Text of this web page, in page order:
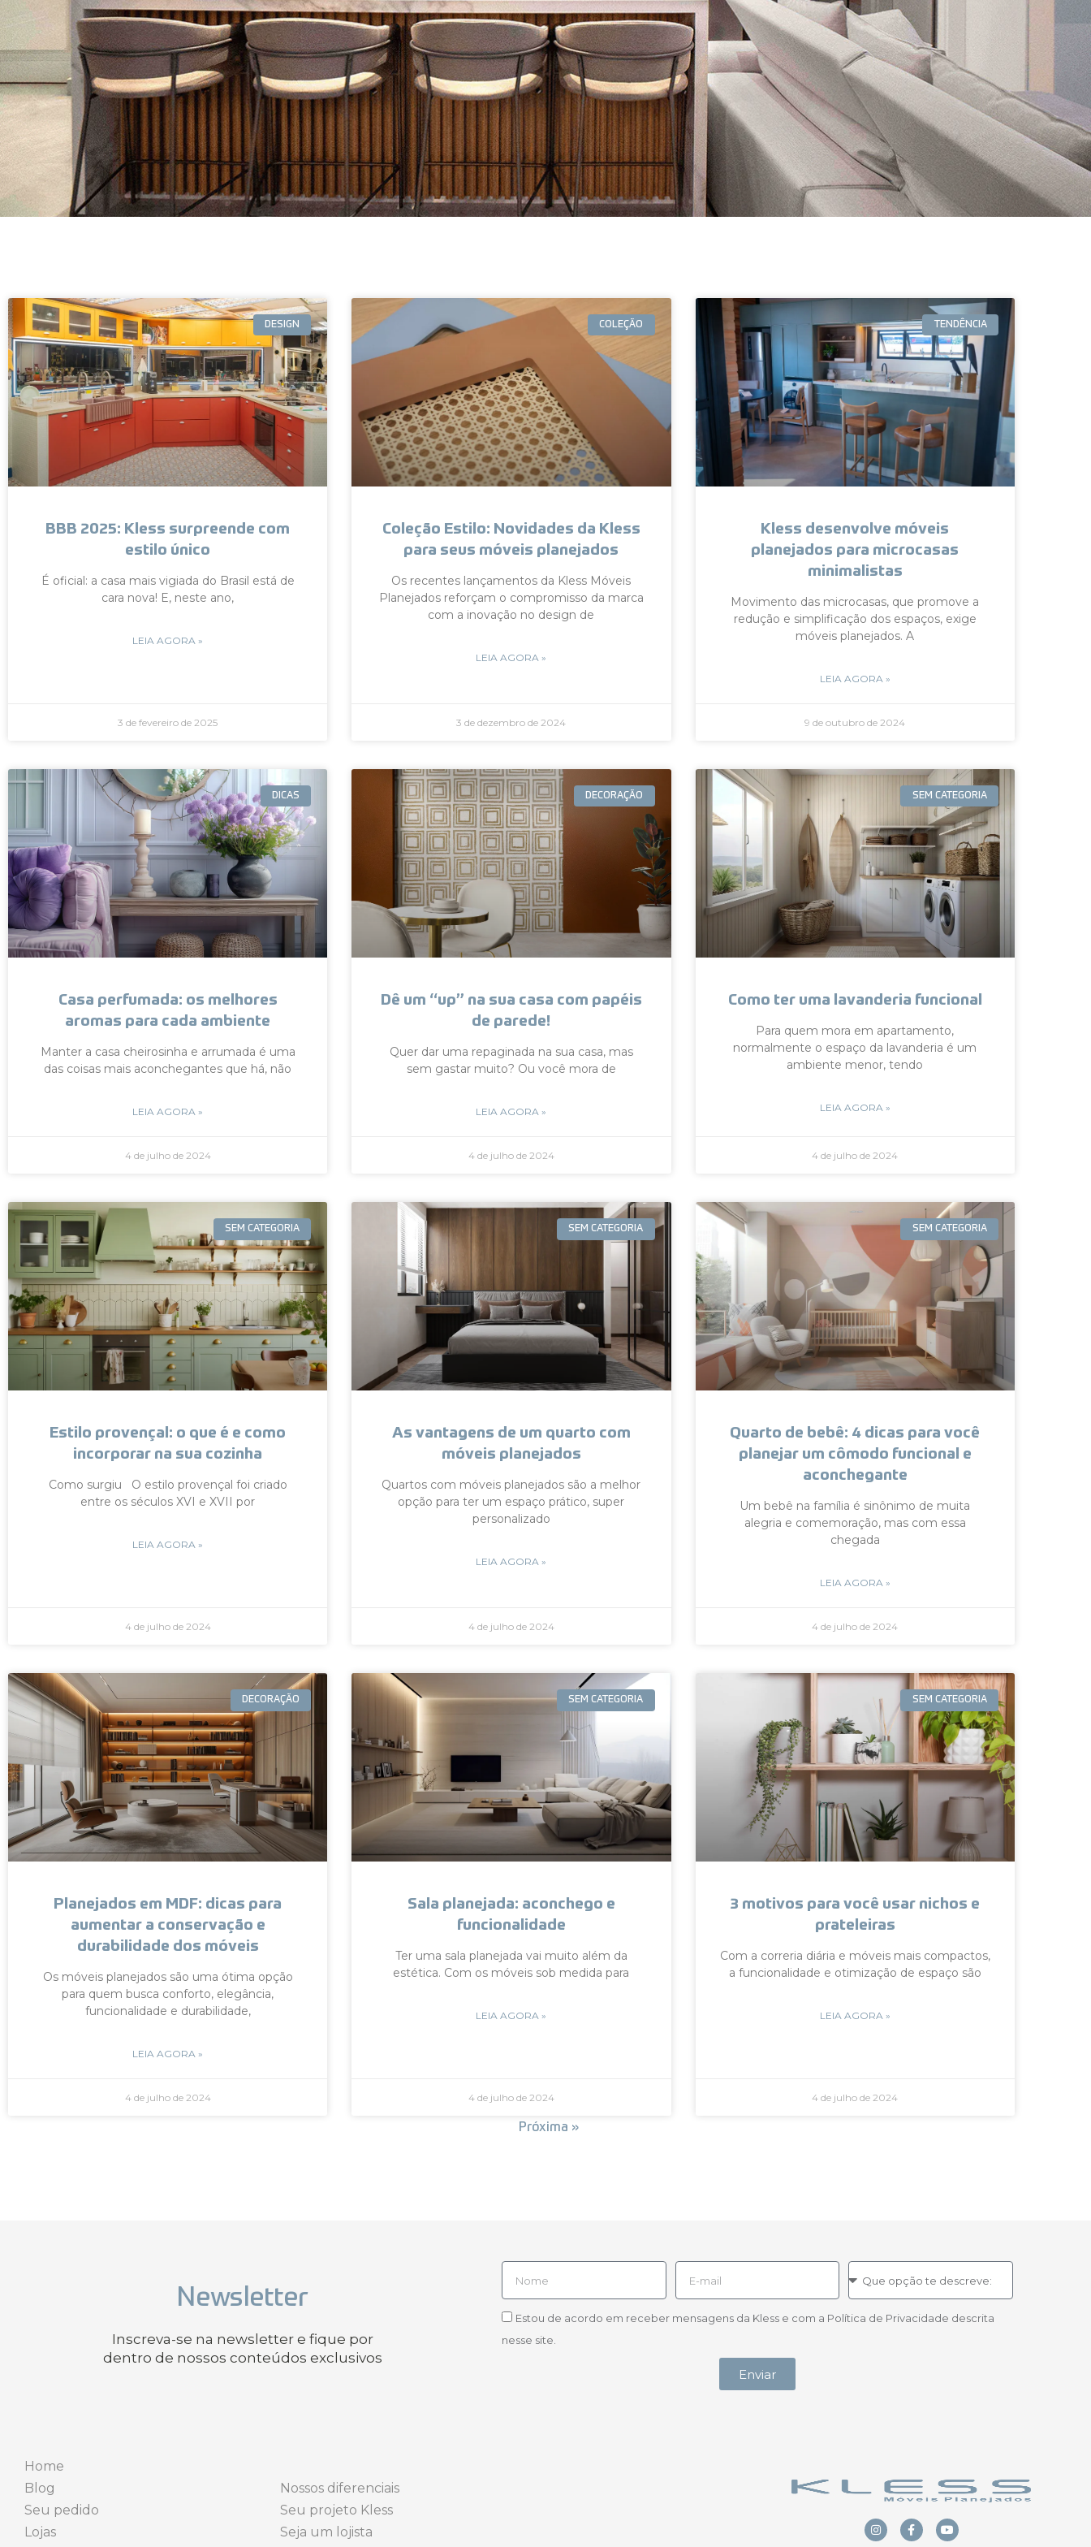
DESIGN
BBB 2025: Kless surpreende com
estilo único
É oficial: a casa mais vigiada do Brasil está de
cara nova! E, neste ano,
LEIA AGORA »
3 de fevereiro de 2025
COLEÇÃO
Coleção Estilo: Novidades da Kless
para seus móveis planejados
Os recentes lançamentos da Kless Móveis
Planejados reforçam o compromisso da marca
com a inovação no design de
LEIA AGORA »
3 de dezembro de 2024
TENDÊNCIA
Kless desenvolve móveis
planejados para microcasas
minimalistas
Movimento das microcasas, que promove a
redução e simplificação dos espaços, exige
móveis planejados. A
LEIA AGORA »
9 de outubro de 2024
DICAS
Casa perfumada: os melhores
aromas para cada ambiente
Manter a casa cheirosinha e arrumada é uma
das coisas mais aconchegantes que há, não
LEIA AGORA »
4 de julho de 2024
DECORAÇÃO
Dê um “up” na sua casa com papéis
de parede!
Quer dar uma repaginada na sua casa, mas
sem gastar muito? Ou você mora de
LEIA AGORA »
4 de julho de 2024
SEM CATEGORIA
Como ter uma lavanderia funcional
Para quem mora em apartamento,
normalmente o espaço da lavanderia é um
ambiente menor, tendo
LEIA AGORA »
4 de julho de 2024
SEM CATEGORIA
Estilo provençal: o que é e como
incorporar na sua cozinha
Como surgiu O estilo provençal foi criado
entre os séculos XVI e XVII por
LEIA AGORA »
4 de julho de 2024
SEM CATEGORIA
As vantagens de um quarto com
móveis planejados
Quartos com móveis planejados são a melhor
opção para ter um espaço prático, super
personalizado
LEIA AGORA »
4 de julho de 2024
SEM CATEGORIA
Quarto de bebê: 4 dicas para você
planejar um cômodo funcional e
aconchegante
Um bebê na família é sinônimo de muita
alegria e comemoração, mas com essa
chegada
LEIA AGORA »
4 de julho de 2024
DECORAÇÃO
Planejados em MDF: dicas para
aumentar a conservação e
durabilidade dos móveis
Os móveis planejados são uma ótima opção
para quem busca conforto, elegância,
funcionalidade e durabilidade,
LEIA AGORA »
4 de julho de 2024
SEM CATEGORIA
Sala planejada: aconchego e
funcionalidade
Ter uma sala planejada vai muito além da
estética. Com os móveis sob medida para
LEIA AGORA »
4 de julho de 2024
SEM CATEGORIA
3 motivos para você usar nichos e
prateleiras
Com a correria diária e móveis mais compactos,
a funcionalidade e otimização de espaço são
LEIA AGORA »
4 de julho de 2024
Próxima »
Newsletter
Inscreva-se na newsletter e fique por
dentro de nossos conteúdos exclusivos
Estou de acordo em receber mensagens da Kless e com a Política de Privacidade descrita
nesse site.
Enviar
Home
Blog
Seu pedido
Lojas
Nossos diferenciais
Seu projeto Kless
Seja um lojista